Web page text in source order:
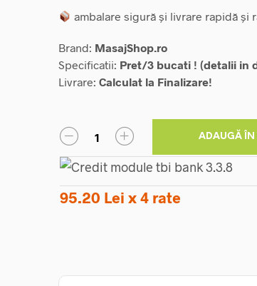
ambalare sigură și livrare rapidă și
Brand: MasajShop.ro
Specificatii: Pret/3 bucati ! (detalii in
Livrare: Calculat la Finalizare!
ADAUGĂ ÎN
95.20 Lei x 4 rate